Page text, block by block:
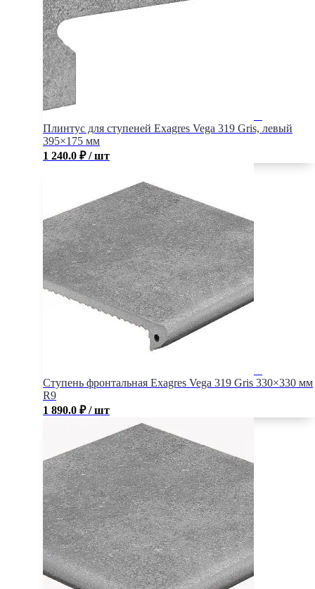
Плинтус для ступеней Exagres Vega 319 Gris, левый
395×175 мм
1 240.0 ₽ / шт
Ступень фронтальная Exagres Vega 319 Gris 330×330 мм
R9
1 890.0 ₽ / шт